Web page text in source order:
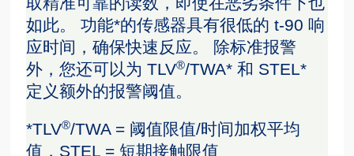
如此。 功能*的传感器具有很低的 t-90 响
应时间，确保快速反应。 除标准报警
外，您还可以为 TLV®/TWA* 和 STEL*
定义额外的报警阈值。
*TLV®/TWA = 阈值限值/时间加权平均
值，STEL = 短期接触限值